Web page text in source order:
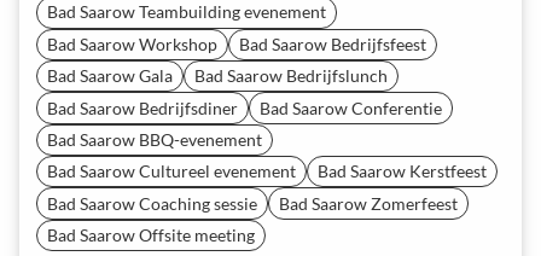
Bad Saarow Teambuilding evenement
Bad Saarow Workshop
Bad Saarow Bedrijfsfeest
Bad Saarow Gala
Bad Saarow Bedrijfslunch
Bad Saarow Bedrijfsdiner
Bad Saarow Conferentie
Bad Saarow BBQ-evenement
Bad Saarow Cultureel evenement
Bad Saarow Kerstfeest
Bad Saarow Coaching sessie
Bad Saarow Zomerfeest
Bad Saarow Offsite meeting